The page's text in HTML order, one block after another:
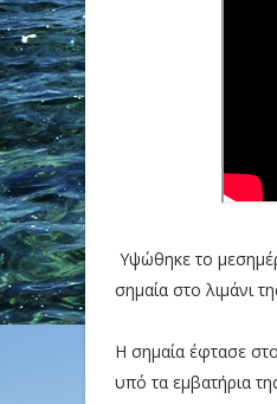
Υψώθηκε το
σημαία στο λιμάνι
Η σημαία έφτασε
υπό τα εμβατήρια